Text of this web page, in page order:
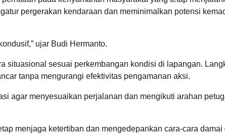
pergerakan kendaraan dan meminimalkan potensi
ujar Budi Hermanto.
situasional sesuai perkembangan kondisi di lapangan.
tanpa mengurangi efektivitas pengamanan aksi.
agar menyesuaikan perjalanan dan mengikuti arahan
menjaga ketertiban dan mengedepankan cara-cara damai